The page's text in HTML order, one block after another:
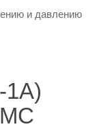
и давлению
1A)